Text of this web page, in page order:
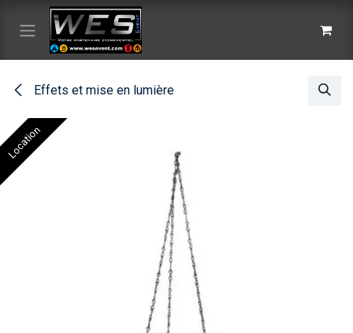
Se rendre au contenu
Effets et mise en lumière
Location